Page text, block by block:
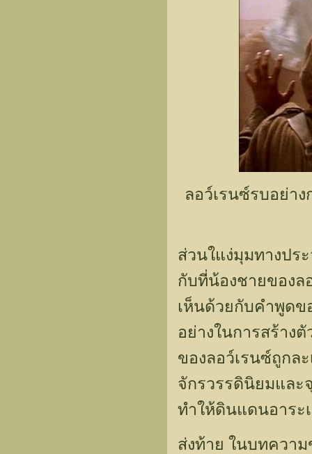
ลอว์เรนซ์รบอย่า
ส่วนใแง่มุมทางปร
กับที่น้องชายของล
เห็นด้วยกับคำพูดข
อย่างในการสร้าง
ของลอว์เรนซ์ถูกล
จักรวรรดินิยมและ
ทำให้ดินแดนอาระ
ส่งท้าย ในบทควา